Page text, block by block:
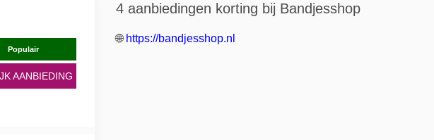
Populair
AANBIEDING
4 aanbiedingen korting bij Bandjesshop
🌐 https://bandjesshop.nl